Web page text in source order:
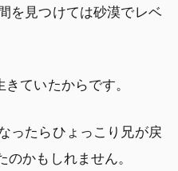
を見つけては砂漠でレベ
ていたからです。
ったらひょっこり兄が戻
かもしれません。